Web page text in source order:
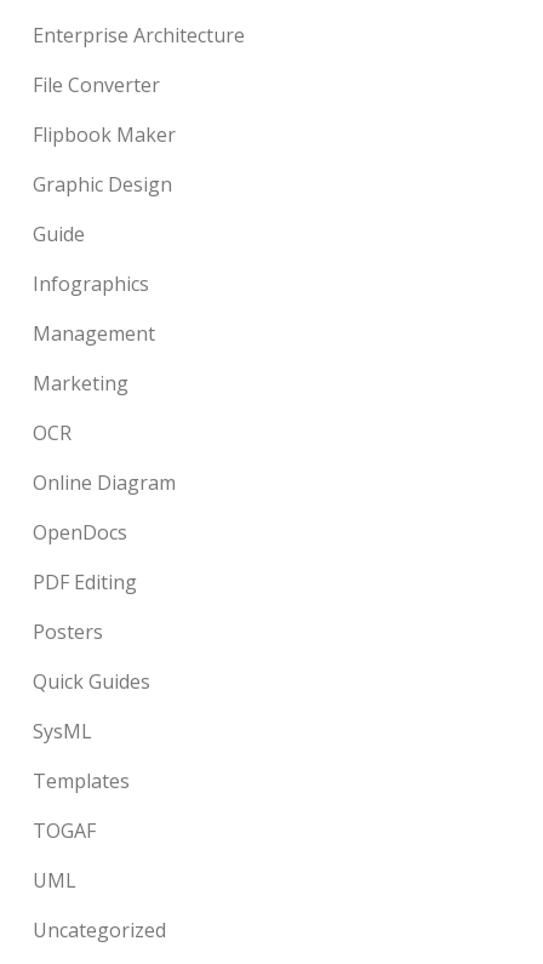
Enterprise Architecture
File Converter
Flipbook Maker
Graphic Design
Guide
Infographics
Management
Marketing
OCR
Online Diagram
OpenDocs
PDF Editing
Posters
Quick Guides
SysML
Templates
TOGAF
UML
Uncategorized